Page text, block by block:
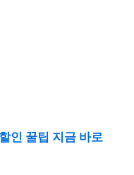
인 꿀팁 지금 바로